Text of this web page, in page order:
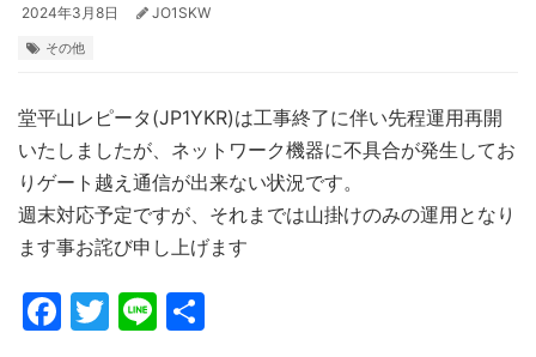
2024年3月8日 JO1SKW
その他
堂平山レピータ(JP1YKR)は工事終了に伴い先程運用再開
いたしましたが、ネットワーク機器に不具合が発生してお
りゲート越え通信が出来ない状況です。
週末対応予定ですが、それまでは山掛けのみの運用となり
ます事お詫び申し上げます
Facebook
Twitter
Line